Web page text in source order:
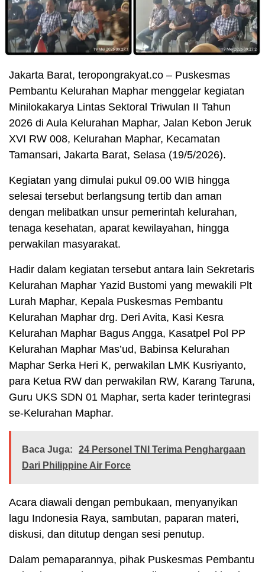
Jakarta Barat, teropongrakyat.co – Puskesmas
Pembantu Kelurahan Maphar menggelar kegiatan
Minilokakarya Lintas Sektoral Triwulan II Tahun
2026 di Aula Kelurahan Maphar, Jalan Kebon Jeruk
XVI RW 008, Kelurahan Maphar, Kecamatan
Tamansari, Jakarta Barat, Selasa (19/5/2026).
Kegiatan yang dimulai pukul 09.00 WIB hingga
selesai tersebut berlangsung tertib dan aman
dengan melibatkan unsur pemerintah kelurahan,
tenaga kesehatan, aparat kewilayahan, hingga
perwakilan masyarakat.
Hadir dalam kegiatan tersebut antara lain Sekretaris
Kelurahan Maphar Yazid Bustomi yang mewakili Plt
Lurah Maphar, Kepala Puskesmas Pembantu
Kelurahan Maphar drg. Deri Avita, Kasi Kesra
Kelurahan Maphar Bagus Angga, Kasatpel Pol PP
Kelurahan Maphar Mas’ud, Babinsa Kelurahan
Maphar Serka Heri K, perwakilan LMK Kusriyanto,
para Ketua RW dan perwakilan RW, Karang Taruna,
Guru UKS SDN 01 Maphar, serta kader terintegrasi
se-Kelurahan Maphar.
Baca Juga:
24 Personel TNI Terima Penghargaan
Dari Philippine Air Force
Acara diawali dengan pembukaan, menyanyikan
lagu Indonesia Raya, sambutan, paparan materi,
diskusi, dan ditutup dengan sesi penutup.
Dalam pemaparannya, pihak Puskesmas Pembantu